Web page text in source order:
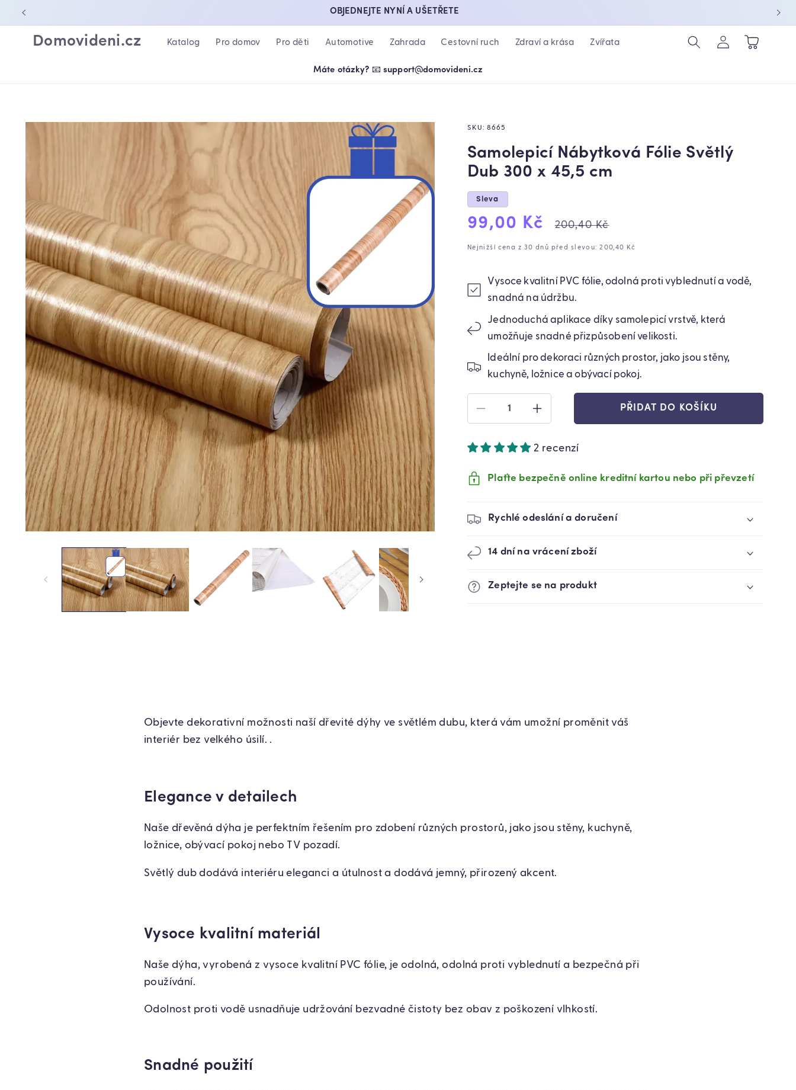
PŘEJÍT K
OBJEDNEJTE NYNÍ A UŠETŘETE
Domovideni.cz Katalog Pro domov Pro děti Automotive Zahrada Cestovní ruch Zdraví a krása Zvířata
Přihlásit
Košík
Máte otázky? 📧 support@domovideni.cz
PŘEJÍT NA
SKU: 8665
Samolepicí Nábytková Fólie Světlý
Dub 300 x 45,5 cm
Sleva
Výprodejová
cena
99,00 Kč
Běžná
cena
200,40 Kč
Nejnižší cena z 30 dnů před slevou: 200,40 Kč
Vysoce kvalitní PVC fólie, odolná proti vyblednutí a vodě,
snadná na údržbu.
Jednoduchá aplikace díky samolepicí vrstvě, která
umožňuje snadné přizpůsobení velikosti.
Ideální pro dekoraci různých prostor, jako jsou stěny,
kuchyně, ložnice a obývací pokoj.
SNÍŽIT
MNOŽSTVÍ
SAMOLEPICÍ
FÓLIE
SVĚTLÝ
X
(8665)
ZVÝŠIT
MNOŽSTVÍ
SAMOLEPICÍ
FÓLIE
SVĚTLÝ
X
(8665)
PŘIDAT DO KOŠÍKU
2 recenzí
Plaťte bezpečně online kreditní kartou nebo při převzetí
Rychlé odeslání a doručení
14 dní na vrácení zboží
Zeptejte se na produkt
Objevte dekorativní možnosti naší dřevité dýhy ve světlém dubu, která vám umožní proměnit váš
interiér bez velkého úsilí. .
Elegance v detailech
Naše dřevěná dýha je perfektním řešením pro zdobení různých prostorů, jako jsou stěny, kuchyně,
ložnice, obývací pokoj nebo TV pozadí.
Světlý dub dodává interiéru eleganci a útulnost a dodává jemný, přirozený akcent.
Vysoce kvalitní materiál
Naše dýha, vyrobená z vysoce kvalitní PVC fólie, je odolná, odolná proti vyblednutí a bezpečná při
používání.
Odolnost proti vodě usnadňuje udržování bezvadné čistoty bez obav z poškození vlhkostí.
Snadné použití